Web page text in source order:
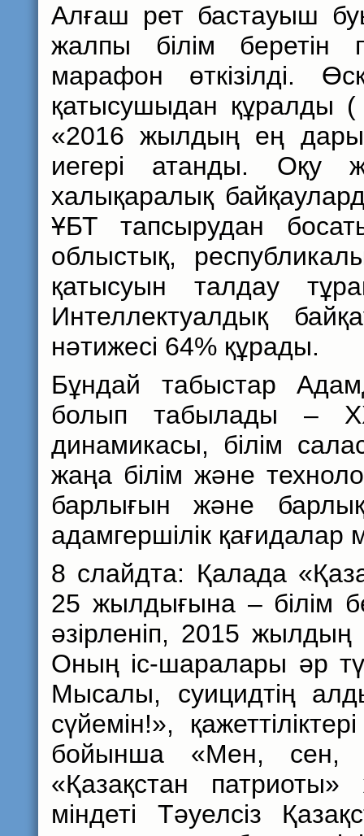
Алғаш рет бастауыш
жалпы білім беретін
марафон өткізілді.
қатысушыдан
«2016 жылдың ең
иегері атанды. Оқу
халықаралық
ҰБТ тапсырудан
облыстық,
қатысуын талдау
Интеллектуалдық
нәтижесі 64% құрады.
Бұндай табыстар
болып табылады –
динамикасы, білім
жаңа білім және
барлығын және
адамгершілік
8 слайдта: Қалада
25 жылдығына – білім
әзірленіп, 2015
Оның іс-шаралары әр
Мысалы, суицидтің
сүйемін!»,
бойынша «Мен, сен,
«Қазақстан
міндеті Тәуелсіз